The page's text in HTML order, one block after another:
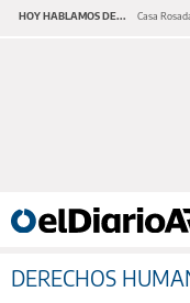
HOY HABLAMOS DE... Casa
DERECHOS